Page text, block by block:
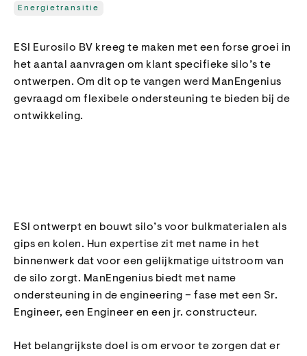
Energietransitie
ESI Eurosilo BV kreeg te maken met een forse groei in
het aantal aanvragen om klant specifieke silo’s te
ontwerpen. Om dit op te vangen werd ManEngenius
gevraagd om flexibele ondersteuning te bieden bij de
ontwikkeling.
ESI ontwerpt en bouwt silo’s voor bulkmaterialen als
gips en kolen. Hun expertise zit met name in het
binnenwerk dat voor een gelijkmatige uitstroom van
de silo zorgt. ManEngenius biedt met name
ondersteuning in de engineering – fase met een Sr.
Engineer, een Engineer en een jr. constructeur.
Het belangrijkste doel is om ervoor te zorgen dat er